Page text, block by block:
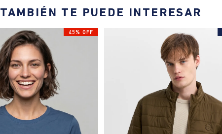
TAMBIÉN TE PUEDE INTERESAR
45% OFF